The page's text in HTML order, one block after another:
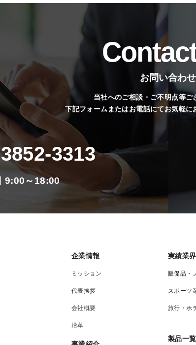
お問い合わせ
当社へのご相談・ご不明点等ご
下記フォームまたはお電話にてお気軽に
3313
9:00～18:00
企業情報
ミッション
代表挨拶
会社概要
沿革
実績業界
販促品・
スポーツ
旅行・ホ
製品一覧